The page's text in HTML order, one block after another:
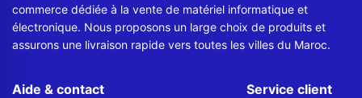
commerce dédiée à la vente de matériel informatique et
électronique. Nous proposons un large choix de produits et
assurons une livraison rapide vers toutes les villes du Maroc.
Aide & contact Service client